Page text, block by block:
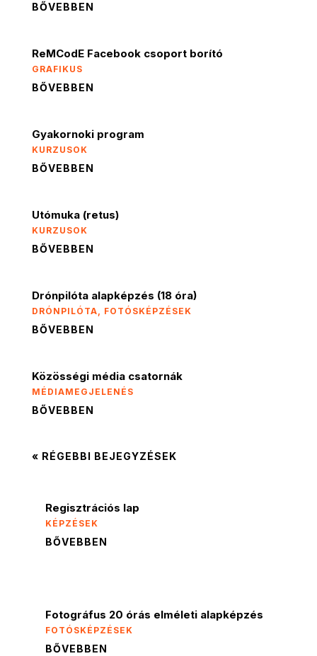
BŐVEBBEN
ReMCodE Facebook csoport borító
GRAFIKUS
BŐVEBBEN
Gyakornoki program
KURZUSOK
BŐVEBBEN
Utómuka (retus)
KURZUSOK
BŐVEBBEN
Drónpilóta alapképzés (18 óra)
DRÓNPILÓTA, FOTÓSKÉPZÉSEK
BŐVEBBEN
Közösségi média csatornák
MÉDIAMEGJELENÉS
BŐVEBBEN
« RÉGEBBI BEJEGYZÉSEK
Regisztrációs lap
KÉPZÉSEK
BŐVEBBEN
Fotográfus 20 órás elméleti alapképzés
FOTÓSKÉPZÉSEK
BŐVEBBEN